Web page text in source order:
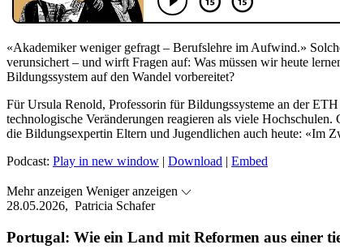
«Akademiker weniger gefragt – Berufslehre im Aufwind.»
verunsichert – und wirft Fragen auf: Was müssen wir heute
Bildungssystem auf den Wandel vorbereitet?
Für Ursula Renold, Professorin für Bildungssysteme an der
technologische Veränderungen reagieren als viele
die Bildungsexpertin Eltern und Jugendlichen auch heute: «Im
Podcast: Play in new window | Download | Embed
Mehr anzeigen Weniger anzeigen
28.05.2026, Patricia Schafer
Portugal: Wie ein Land mit Reformen aus einer